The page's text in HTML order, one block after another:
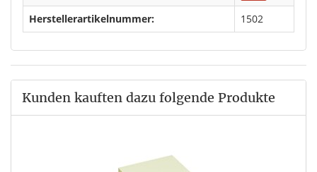
Herstellerartikelnummer: 1502
Kunden kauften dazu folgende Produkte